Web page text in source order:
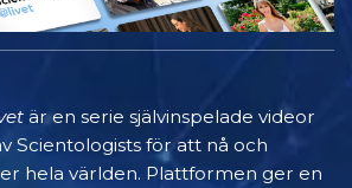
är en serie självinspelade videor
Scientologists för att nå och
hela världen. Plattformen ger en